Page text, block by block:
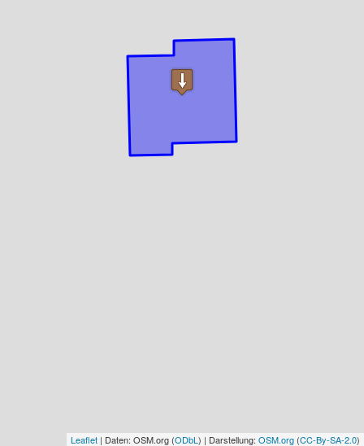
Leaflet | Daten: OSM.org (ODbL ) | Darstellung: OSM.org (CC-By-SA-2.0)